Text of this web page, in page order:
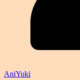
AniYuki